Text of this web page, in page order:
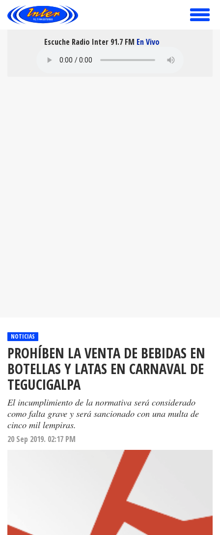
toggle
Escuche Radio Inter 91.7 FM En Vivo
NOTICIAS
PROHÍBEN LA VENTA DE BEBIDAS EN
BOTELLAS Y LATAS EN CARNAVAL DE
TEGUCIGALPA
El incumplimiento de la normativa será considerado
como falta grave y será sancionado con una multa de
cinco mil lempiras.
20 Sep 2019. 02:17 PM